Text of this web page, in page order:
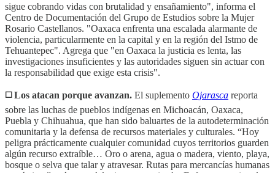
sigue cobrando vidas con brutalidad y ensañamiento", informa el
Centro de Documentación del Grupo de Estudios sobre la Mujer
Rosario Castellanos. "Oaxaca enfrenta una escalada alarmante de
violencia, particularmente en la capital y en la región del Istmo de
Tehuantepec". Agrega que "en Oaxaca la justicia es lenta, las
investigaciones insuficientes y las autoridades siguen sin actuar con
la responsabilidad que exige esta crisis".
◻️ Los atacan porque avanzan. El suplemento Ojarasca reporta
sobre las luchas de pueblos indígenas en Michoacán, Oaxaca,
Puebla y Chihuahua, que han sido baluartes de la autodeterminación
comunitaria y la defensa de recursos materiales y culturales. “Hoy
peligra prácticamente cualquier comunidad cuyos territorios guarden
algún recurso extraíble… Oro o arena, agua o madera, viento, playa,
bosque o selva que talar y atravesar. Rutas para mercancías humanas